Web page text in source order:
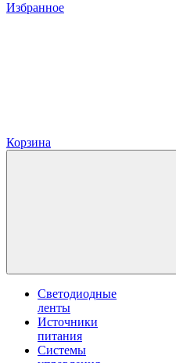
Избранное
Корзина
Светодиодные
ленты
Источники
питания
Системы